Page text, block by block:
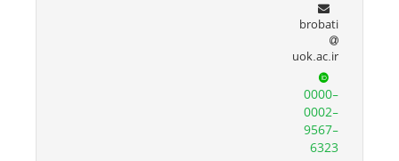
brobati
uok.ac.ir
0000-
0002-
9567-
6323